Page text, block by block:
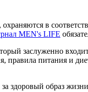
в
MEN's LIFE
заслуженно
правила питания и
здоровый образ